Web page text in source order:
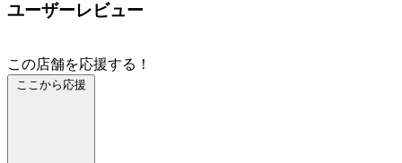
ユーザーレビュー
この店舗を応援する！
ここから応援